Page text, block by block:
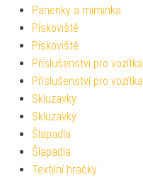
Panenky a miminka
Pískoviště
Pískoviště
Příslušenství pro vozítka
Příslušenství pro vozítka
Skluzavky
Skluzavky
Šlapadla
Šlapadla
Textilní hračky